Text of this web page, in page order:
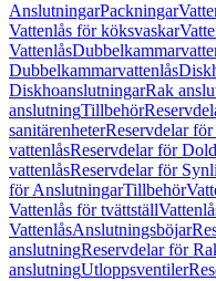
AnslutningarPackningar
Vattenlås för köksvaskar
Vattenlås
Dubbelkammarvattenlås
DiskhoanslutningarRak
anslutningTillbehör
sanitärenheterReservdelar
vattenlåsReservdelar för
vattenlåsReservdelar för
för AnslutningarTillbehör
Vattenlås för tvättställ
VattenlåsAnslutningsböjar
anslutningReservdelar för
anslutningUtloppsventiler